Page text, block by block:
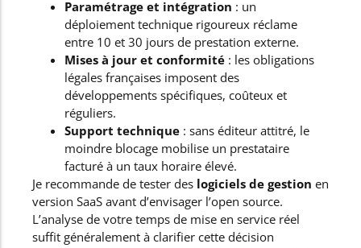
Paramétrage et intégration : un
déploiement technique rigoureux réclame
entre 10 et 30 jours de prestation externe.
Mises à jour et conformité : les obligations
légales françaises imposent des
développements spécifiques, coûteux et
réguliers.
Support technique : sans éditeur attitré, le
moindre blocage mobilise un prestataire
facturé à un taux horaire élevé.
Je recommande de tester des logiciels de gestion en
version SaaS avant d’envisager l’open source.
L’analyse de votre temps de mise en service réel
suffit généralement à clarifier cette décision